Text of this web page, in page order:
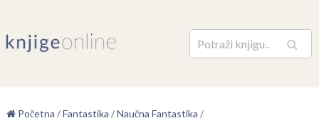
Pretraga
Početna /Fantastika /Naučna Fantastika /